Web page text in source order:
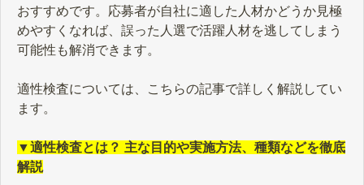
おすすめです。応募者が自社に適した人材かどうか見極
めやすくなれば、誤った人選で活躍人材を逃してしまう
可能性も解消できます。
適性検査については、こちらの記事で詳しく解説してい
ます。
▼適性検査とは？ 主な目的や実施方法、種類などを徹底
解説